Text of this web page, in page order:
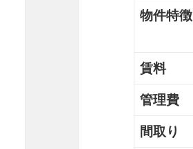
物件特徴
賃料
管理費
間取り